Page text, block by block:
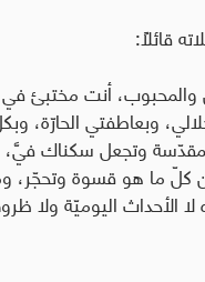
قائلاً:
أنت مختبئ في
وبعاطفتي الحارّة،
المقدّسة وتجعل سكناك
كلّ ما هو قسوة وتحجّر،
لا الأحداث اليوميّة